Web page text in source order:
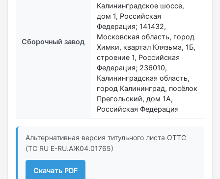
Сборочный завод
Калининградское шоссе,
дом 1, Российская
Федерация; 141432,
Московская область, город
Химки, квартал Клязьма, 1Б,
строение 1, Российская
Федерация; 236010,
Калининградская область,
город Калининград, посёлок
Прегольский, дом 1А,
Российская Федерация
Альтернативная версия титульного листа ОТТС
(ТС RU Е-RU.АЖ04.01765)
Скачать PDF